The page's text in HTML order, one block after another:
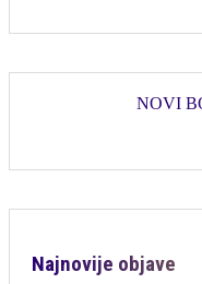
NOVI
Najnovije objave